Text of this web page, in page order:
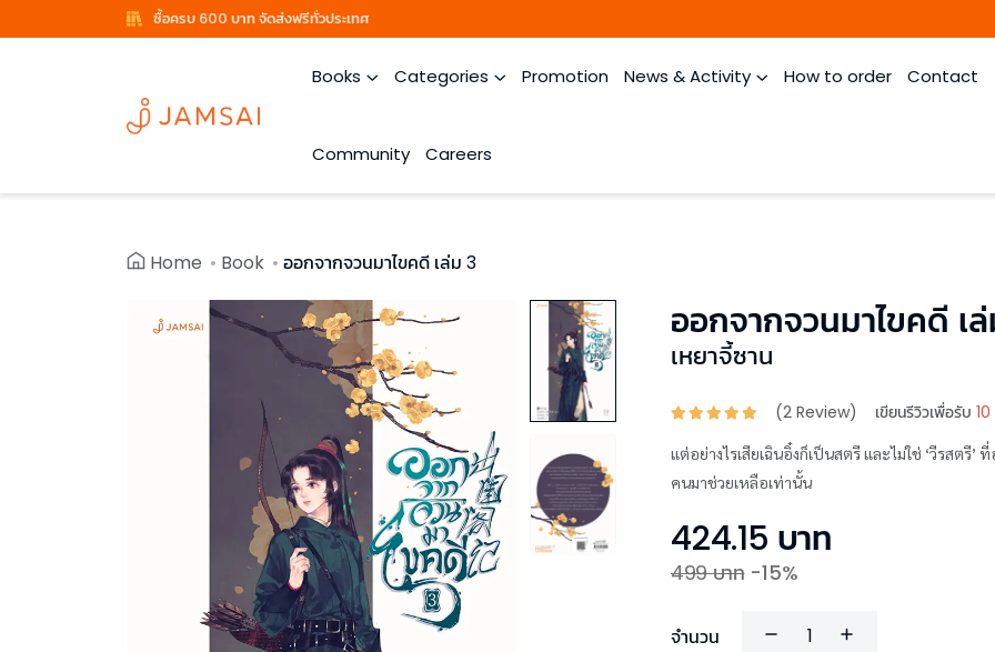
ซื้อครบ 600 บาท จัดส่งฟรีทั่วประเทศ
Books Categories Promotion News & Activity How to order Contact
Community Careers
Home Book ออกจากจวนมาไขคดี เล่ม 3
ออกจากจวนมาไขคดี เ
เหยาจี้ซาน
(2 Review) เขียนรีวิวเพื่อรับ
แต่อย่างไรเสียเฉินอิ๋งก็เป็นสตรี และไม่ใช่ ‘วีรสตรี
คนมาช่วยเหลือเท่านั้น
424.15 บาท
499บาท -15%
จำนวน